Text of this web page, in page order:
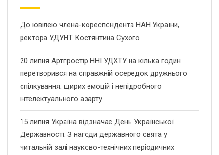
До ювілею члена-кореспондента НАН України,
ректора УДУНТ Костянтина Сухого
20 липня Артпростір ННІ УДХТУ на кілька годин
перетворився на справжній осередок дружнього
спілкування, щирих емоцій і непідробного
інтелектуального азарту.
15 липня Україна відзначає День Української
Державності. З нагоди державного свята у
читальній залі науково-технічних періодичних